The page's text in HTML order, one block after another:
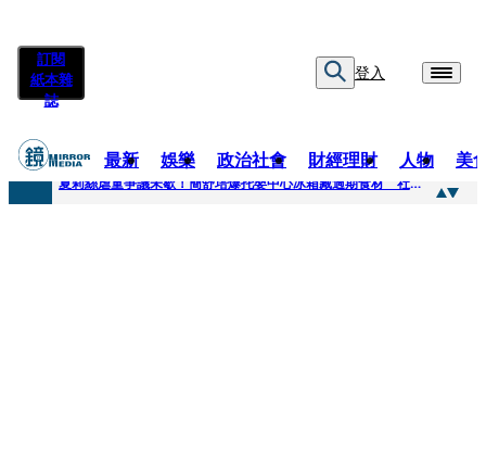
訂閱
紙本雜
誌
登入
最新 娛樂 政治社會 財經理財 人物 美
快訊
夏莉絲虐童爭議未歇！簡舒培爆托嬰中心冰箱藏過期食材 社會局稽查「業者竟已現場等候」